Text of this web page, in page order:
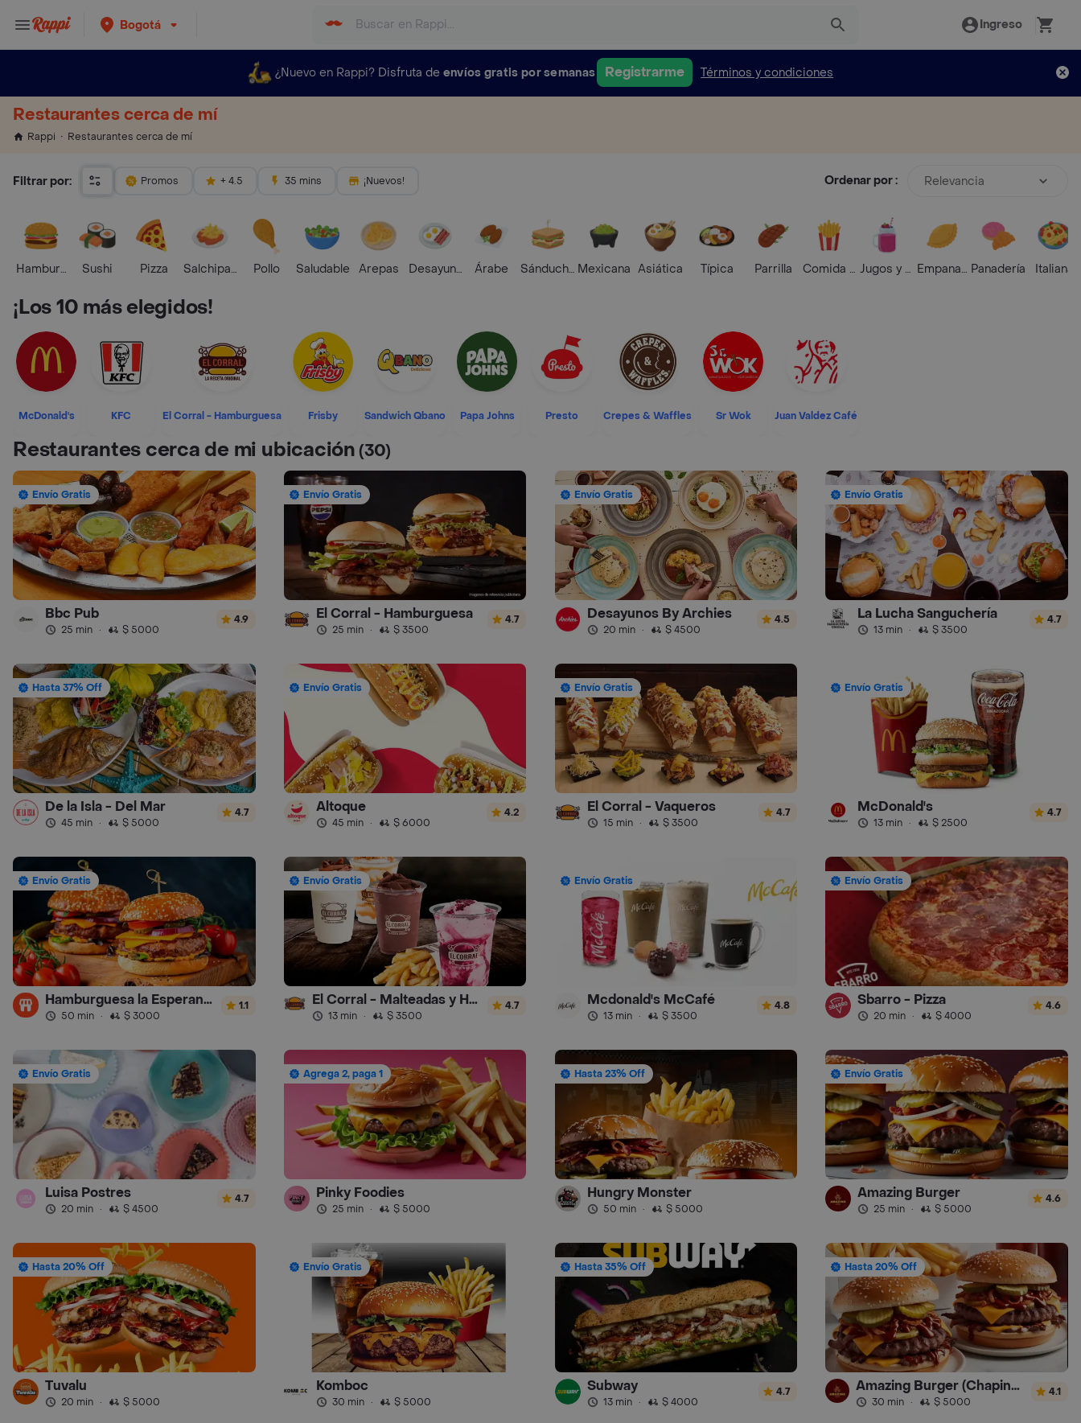
Bogotá Ingreso
¿Nuevo en Rappi? Disfruta de envíos gratis por semanas Registrarme Términos y condiciones
Restaurantes cerca de mí
Rappi Restaurantes cerca de mí
Filtrar por: Promos + 4.5 35 mins ¡Nuevos! Ordenar por : Relevancia
HamburguesaSushi Pizza Salchipapas Pollo Saludable Arepas Desayunos Árabe SánduchesMexicana Asiática Típica Parrilla Comida RápidaJugos y BatidosEmpanadasPanadería Italiana
¡Los 10 más elegidos!
McDonald's KFC El Corral - Hamburguesa Frisby Sandwich Qbano Papa Johns Presto Crepes & Waffles Sr Wok Juan Valdez Café
Restaurantes cerca de mi ubicación(30)
Envío Gratis
Bbc Pub
25 min · $ 5000
4.9
Envío Gratis
El Corral - Hamburguesa
25 min · $ 3500
4.7
Envío Gratis
Desayunos By Archies
20 min · $ 4500
4.5
Envío Gratis
La Lucha Sanguchería
13 min · $ 3500
4.7
Hasta 37% Off
De la Isla - Del Mar
45 min · $ 5000
4.7
Envío Gratis
Altoque
45 min · $ 6000
4.2
Envío Gratis
El Corral - Vaqueros
15 min · $ 3500
4.7
Envío Gratis
McDonald's
13 min · $ 2500
4.7
Envío Gratis
Hamburguesa la Esperanza
50 min · $ 3000
1.1
Envío Gratis
El Corral - Malteadas y Helados
13 min · $ 3500
4.7
Envío Gratis
Mcdonald's McCafé
13 min · $ 3500
4.8
Envío Gratis
Sbarro - Pizza
20 min · $ 4000
4.6
Envío Gratis
Luisa Postres
20 min · $ 4500
4.7
Agrega 2, paga 1
Pinky Foodies
25 min · $ 5000
Hasta 23% Off
Hungry Monster
50 min · $ 5000
Envío Gratis
Amazing Burger
25 min · $ 5000
4.6
Hasta 20% Off
Tuvalu
20 min · $ 5000
Envío Gratis
Komboc
30 min · $ 5000
Hasta 35% Off
Subway
13 min · $ 4000
4.7
Hasta 20% Off
Amazing Burger (Chapinero)
30 min · $ 5000
4.1